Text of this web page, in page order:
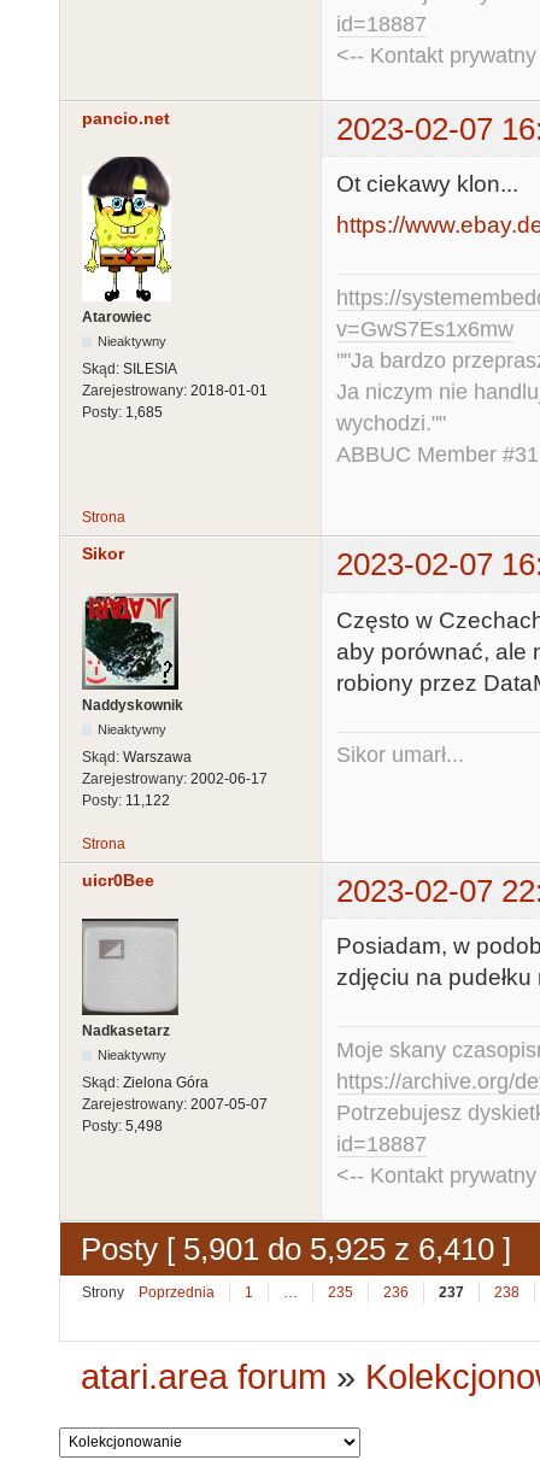
id=18887
<-- Kontakt
pancio.net 2023-02-07
Atarowiec
Nieaktywny
Skąd: SILESIA
Zarejestrowany: 2018-01-01
Posty: 1,685
Ot ciekawy klon...
https://
https://
v=GwS7Es1x6mw
""Ja bardzo
Ja niczym nie
wychodzi.""
ABBUC Member
Strona
Sikor 2023-02-07
Naddyskownik
Nieaktywny
Skąd: Warszawa
Zarejestrowany: 2002-06-17
Posty: 11,122
Często w
aby porównać, ale
robiony przez
Sikor umarł...
Strona
uicr0Bee 2023-02-07
Nadkasetarz
Nieaktywny
Skąd: Zielona Góra
Zarejestrowany: 2007-05-07
Posty: 5,498
Posiadam, w
zdjęciu na
Moje skany
https://archive.org/
Potrzebujesz
id=18887
<-- Kontakt
Posty [ 5,901 do 5,925 z 6,410 ]
Strony Poprzednia 1 … 235 236 237 238
atari.area forum »